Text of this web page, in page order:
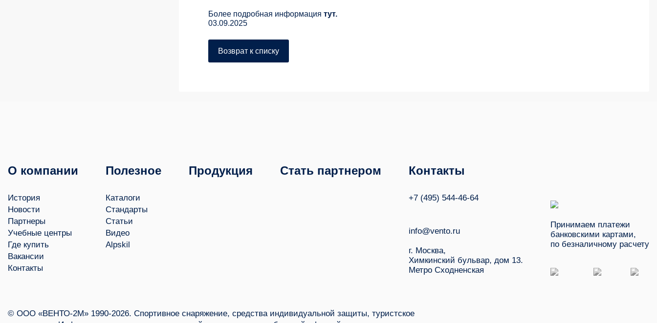
Более подробная информация тут.
03.09.2025
Возврат к списку
О компании
История
Новости
Партнеры
Учебные центры
Где купить
Вакансии
Контакты
Полезное
Каталоги
Стандарты
Статьи
Видео
Alpskil
Продукция Стать партнером Контакты
+7 (495) 544-46-64
info@vento.ru
г. Москва,
Химкинский бульвар, дом 13.
Метро Сходненская
Принимаем платежи
банковскими картами,
по безналичному расчету
© ООО «ВЕНТО-2М» 1990-2026. Спортивное снаряжение, средства индивидуальной защиты, туристское